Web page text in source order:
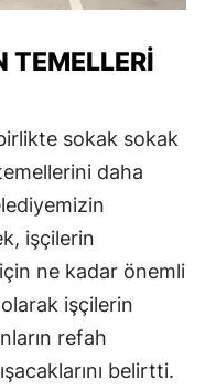
TEMELLERI
sokak sokak
daha
işçilerin
ne kadar önemli
işçilerin
refah
belirtti.